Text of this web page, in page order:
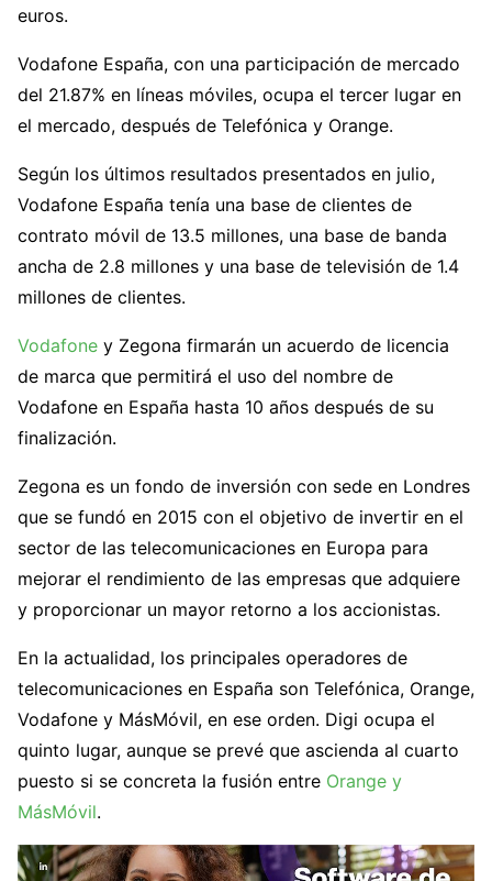
euros.
Vodafone España, con una participación de mercado
del 21.87% en líneas móviles, ocupa el tercer lugar en
el mercado, después de Telefónica y Orange.
Según los últimos resultados presentados en julio,
Vodafone España tenía una base de clientes de
contrato móvil de 13.5 millones, una base de banda
ancha de 2.8 millones y una base de televisión de 1.4
millones de clientes.
Vodafone y Zegona firmarán un acuerdo de licencia
de marca que permitirá el uso del nombre de
Vodafone en España hasta 10 años después de su
finalización.
Zegona es un fondo de inversión con sede en Londres
que se fundó en 2015 con el objetivo de invertir en el
sector de las telecomunicaciones en Europa para
mejorar el rendimiento de las empresas que adquiere
y proporcionar un mayor retorno a los accionistas.
En la actualidad, los principales operadores de
telecomunicaciones en España son Telefónica, Orange,
Vodafone y MásMóvil, en ese orden. Digi ocupa el
quinto lugar, aunque se prevé que ascienda al cuarto
puesto si se concreta la fusión entre Orange y
MásMóvil.